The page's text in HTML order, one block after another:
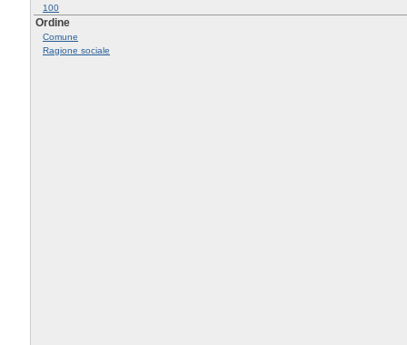
100
Ordine
Comune
Ragione sociale